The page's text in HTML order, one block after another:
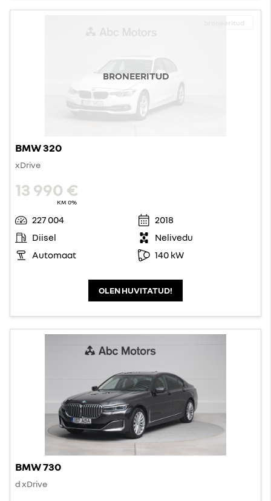
BRONEERITUD
BMW 320
xDrive
13 990 €
KM 0%
227 004
2018
Diisel
Nelivedu
Automaat
140 kW
OLEN HUVITATUD!
BMW 730
d xDrive